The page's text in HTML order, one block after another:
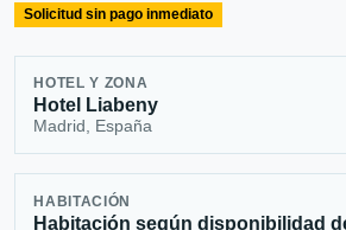
Solicitud sin pago inmediato
HOTEL Y ZONA
Hotel Liabeny
Madrid, España
HABITACIÓN
Habitación según disponibilidad